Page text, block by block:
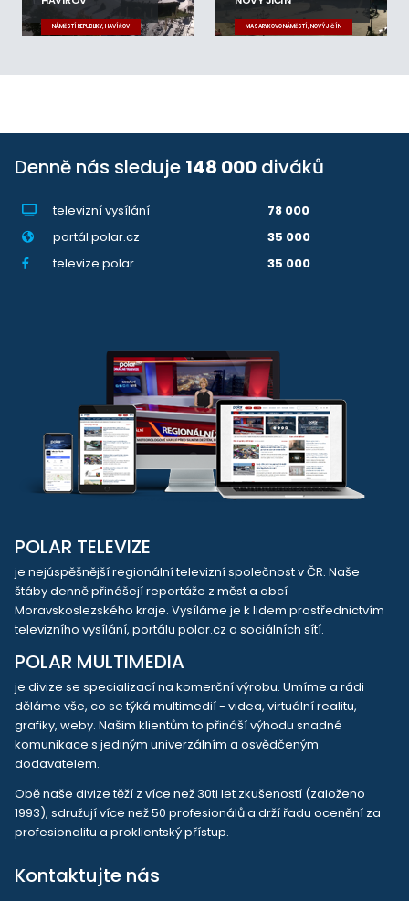
NÁMĚSTÍ REPUBLIKY, HAVÍŘOV MASARYKOVO NÁMĚSTÍ, NOVÝ JIČÍN
Denně nás sleduje 148 000 diváků
televizní vysílání
78 000
portál polar.cz
35 000
televize.polar
35 000
POLAR TELEVIZE
je nejúspěšnější regionální televizní společnost v ČR. Naše
štáby denně přinášejí reportáže z měst a obcí
Moravskoslezského kraje. Vysíláme je k lidem prostřednictvím
televizního vysílání, portálu polar.cz a sociálních sítí.
POLAR MULTIMEDIA
je divize se specializací na komerční výrobu. Umíme a rádi
děláme vše, co se týká multimedií - videa, virtuální realitu,
grafiky, weby. Našim klientům to přináší výhodu snadné
komunikace s jediným univerzálním a osvědčeným
dodavatelem.
Obě naše divize těží z více než 30ti let zkušeností (založeno
1993), sdružují více než 50 profesionálů a drží řadu ocenění za
profesionalitu a proklientský přístup.
Kontaktujte nás